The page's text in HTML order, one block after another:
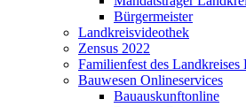
Bürgermeister
Landkreisvideothek
Zensus 2022
Familienfest des Landkreises
Bauwesen Onlineservices
Bauauskunftonline